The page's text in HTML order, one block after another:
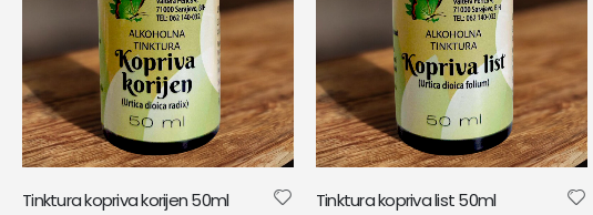
Tinktura kopriva korijen 50ml Tinktura kopriva list 50ml